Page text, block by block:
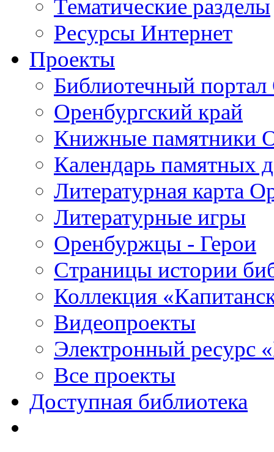
Тематические разделы
Ресурсы Интернет
Проекты
Библиотечный портал
Оренбургский край
Книжные памятники
Календарь памятных
Литературная карта
Литературные игры
Оренбуржцы - Герои
Страницы истории
Коллекция
Видеопроекты
Электронный ресурс
Все проекты
Доступная библиотека